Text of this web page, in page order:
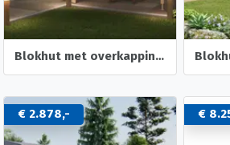
Blokhut met overkapping Helena 472x230 Onbehandeld vuren
€ 2.878,- €